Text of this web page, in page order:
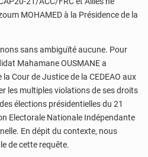
MOHAMED à la Présidence de la
sans ambiguïté aucune. Pour
Mahamane OUSMANE a
Cour de Justice de la CEDEAO aux
les multiples violations de ses droits
élections présidentielles du 21
Electorale Nationale Indépendante
En dépit du contexte, nous
de cette requête.